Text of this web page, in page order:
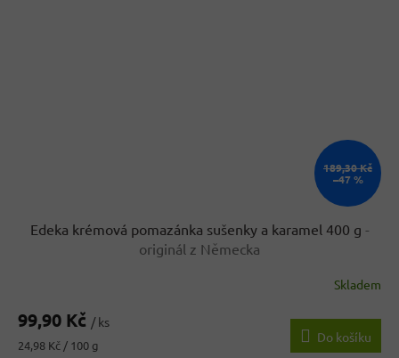
189,30 Kč
–47 %
Edeka krémová pomazánka sušenky a karamel 400 g -
originál z Německa
Skladem
99,90 Kč / ks
Měrná
24,98 Kč / 100 g
Do košíku